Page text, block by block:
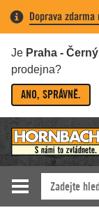
Doprava
Je Praha -
prodejna?
ANO, SPRÁVNĚ.